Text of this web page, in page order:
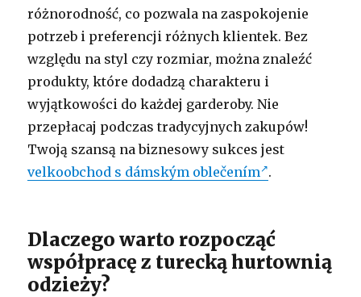
różnorodność, co pozwala na zaspokojenie
potrzeb i preferencji różnych klientek. Bez
względu na styl czy rozmiar, można znaleźć
produkty, które dodadzą charakteru i
wyjątkowości do każdej garderoby. Nie
przepłacaj podczas tradycyjnych zakupów!
Twoją szansą na biznesowy sukces jest
velkoobchod s dámským oblečením .
Dlaczego warto rozpocząć
współpracę z turecką hurtownią
odzieży?